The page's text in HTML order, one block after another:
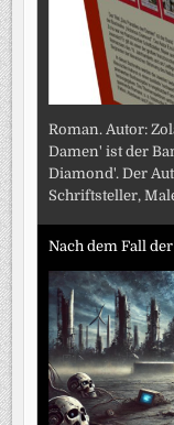
Roman. Autor:
Damen' ist der
Diamond'. Der
Schriftsteller,
Nach dem Fall